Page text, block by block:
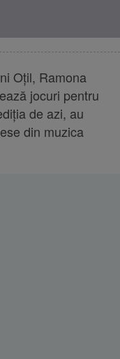
Oțil, Ramona
jocuri pentru
de azi, au
din muzica